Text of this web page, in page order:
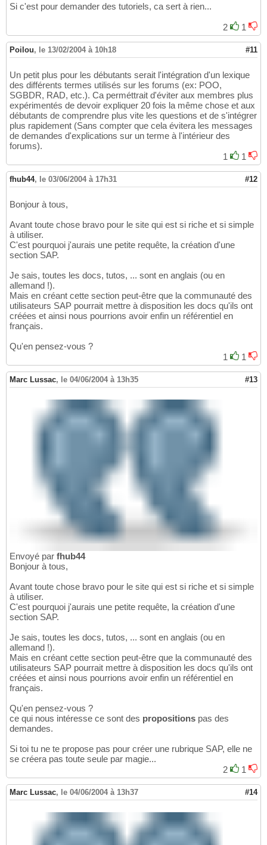
Si c'est pour demander des tutoriels, ca sert à rien...
2 1
Poilou, le 13/02/2004 à 10h18 #11
Un petit plus pour les débutants serait l'intégration d'un lexique
des différents termes utilisés sur les forums (ex: POO,
SGBDR, RAD, etc.). Ca perméttrait d'éviter aux membres plus
expérimentés de devoir expliquer 20 fois la même chose et aux
débutants de comprendre plus vite les questions et de s'intégrer
plus rapidement (Sans compter que cela évitera les messages
de demandes d'explications sur un terme à l'intérieur des
forums).
1
1
fhub44, le 03/06/2004 à 17h31 #12
Bonjour à tous,
Avant toute chose bravo pour le site qui est si riche et si simple
à utiliser.
C'est pourquoi j'aurais une petite requête, la création d'une
section SAP.
Je sais, toutes les docs, tutos, ... sont en anglais (ou en
allemand !).
Mais en créant cette section peut-être que la communauté des
utilisateurs SAP pourrait mettre à disposition les docs qu'ils ont
créées et ainsi nous pourrions avoir enfin un référentiel en
français.
Qu'en pensez-vous ?
1
1
Marc Lussac, le 04/06/2004 à 13h35 #13
Envoyé par fhub44
Bonjour à tous,
Avant toute chose bravo pour le site qui est si riche et si simple
à utiliser.
C'est pourquoi j'aurais une petite requête, la création d'une
section SAP.
Je sais, toutes les docs, tutos, ... sont en anglais (ou en
allemand !).
Mais en créant cette section peut-être que la communauté des
utilisateurs SAP pourrait mettre à disposition les docs qu'ils ont
créées et ainsi nous pourrions avoir enfin un référentiel en
français.
Qu'en pensez-vous ?
ce qui nous intéresse ce sont des propositions pas des
demandes.
Si toi tu ne te propose pas pour créer une rubrique SAP, elle ne
se créera pas toute seule par magie...
2
1
Marc Lussac, le 04/06/2004 à 13h37 #14